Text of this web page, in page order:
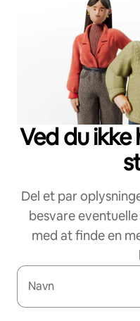
Ved du ikke
Del et par
besvare
med at finde en
Navn